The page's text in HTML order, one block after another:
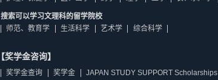
搜索可以学习文理科的留学院校
师范、教育学
生活科学 艺术学 综合科学
【奖学金咨询】
奖学金查询 奖学金 JAPAN STUDY SUPPORT Scholarships